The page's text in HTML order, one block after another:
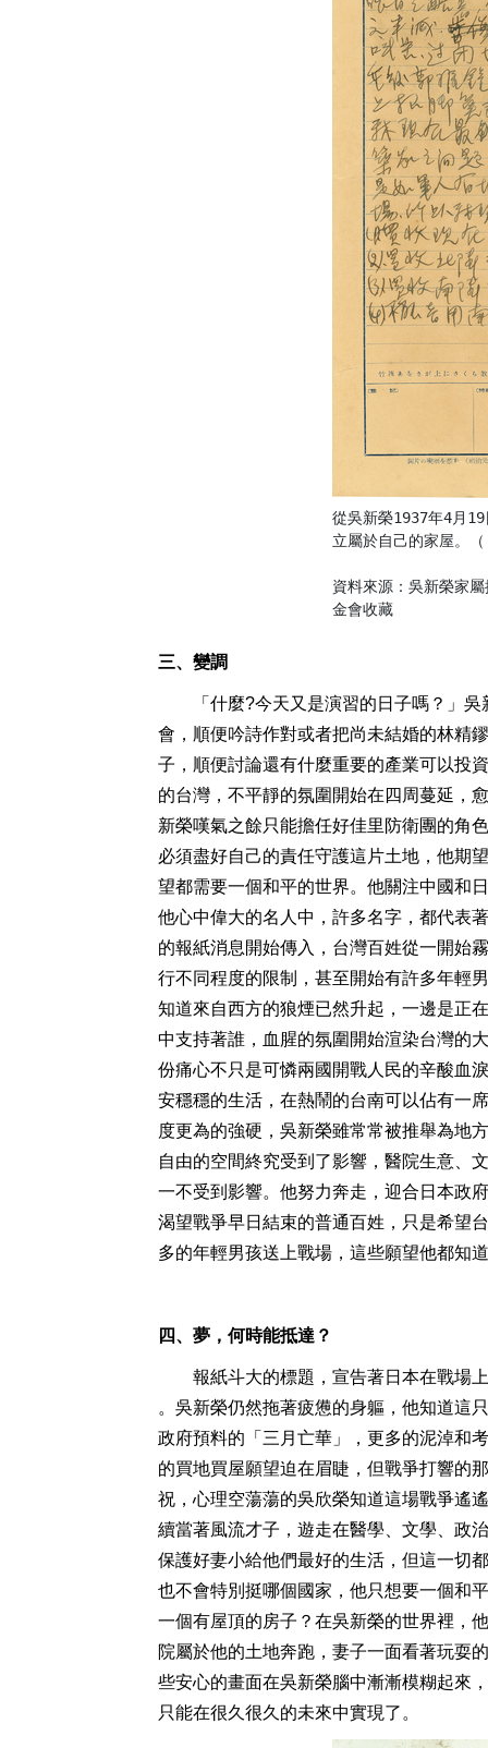
從吳新榮1937年4月
立屬於自己的家屋。
資料來源：吳新榮家
金會收藏
三、變調
「什麼?今天又是演習的日子嗎？」吳
會，順便吟詩作對或者把尚未結婚的林精
子，順便討論還有什麼重要的產業可以投
的台灣，不平靜的氛圍開始在四周蔓延，
新榮嘆氣之餘只能擔任好佳里防衛團的角
必須盡好自己的責任守護這片土地，他期
望都需要一個和平的世界。他關注中國和
他心中偉大的名人中，許多名字，都代表
的報紙消息開始傳入，台灣百姓從一開始
行不同程度的限制，甚至開始有許多年輕
知道來自西方的狼煙已然升起，一邊是正
中支持著誰，血腥的氛圍開始渲染台灣的
份痛心不只是可憐兩國開戰人民的辛酸血
安穩穩的生活，在熱鬧的台南可以佔有一
度更為的強硬，吳新榮雖常常被推舉為地
自由的空間終究受到了影響，醫院生意、
一不受到影響。他努力奔走，迎合日本政
渴望戰爭早日結束的普通百姓，只是希望
多的年輕男孩送上戰場，這些願望他都知
四、夢，何時能抵達？
報紙斗大的標題，宣告著日本在戰場上
。吳新榮仍然拖著疲憊的身軀，他知道這
政府預料的「三月亡華」，更多的泥淖和
的買地買屋願望迫在眉睫，但戰爭打響的
祝，心理空蕩蕩的吳欣榮知道這場戰爭遙
續當著風流才子，遊走在醫學、文學、政
保護好妻小給他們最好的生活，但這一切
也不會特別挺哪個國家，他只想要一個和
一個有屋頂的房子？在吳新榮的世界裡，
院屬於他的土地奔跑，妻子一面看著玩耍
些安心的畫面在吳新榮腦中漸漸模糊起來
只能在很久很久的未來中實現了。